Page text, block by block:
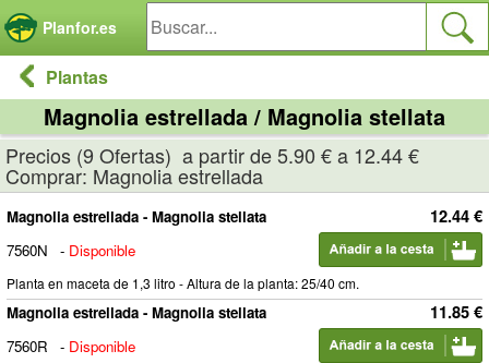
Planfor.es
Plantas
Magnolia estrellada / Magnolia stellata
Precios (9 Ofertas) a partir de 5.90 € a 12.44 €
Comprar: Magnolia estrellada
12.44 €
Magnolia estrellada - Magnolia stellata
7560N
- Disponible
Planta en maceta de 1,3 litro - Altura de la planta: 25/40 cm.
11.85 €
Magnolia estrellada - Magnolia stellata
7560R
- Disponible
Panel de gestión de cookies